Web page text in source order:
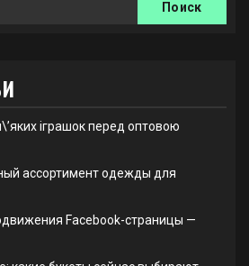
іграшок перед оптовою
ассортимент одежды для
Facebook-страницы —